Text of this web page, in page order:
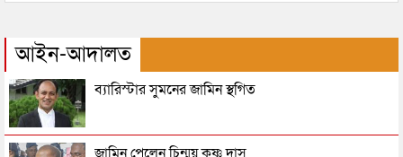
আইন-আদালত
ব্যারিস্টার সুমনের জামিন স্থগিত